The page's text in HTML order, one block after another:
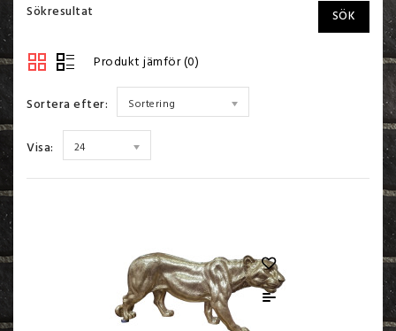
Sökresultat
Produkt jämför (0)
Sortera efter: Sortering
Visa: 24